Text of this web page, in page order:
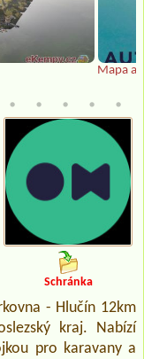
Mapa
Schránka
- Hlučín 12km
kraj. Nabízí
pro karavany a